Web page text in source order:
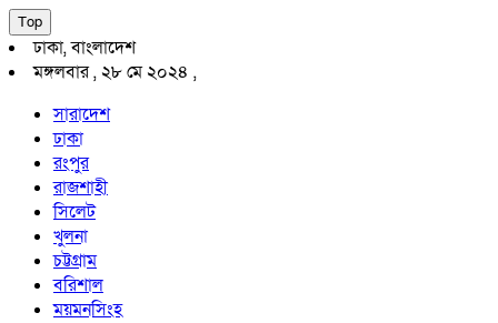
Top
ঢাকা, বাংলাদেশ
মঙ্গলবার , ২৮ মে ২০২৪ ,
সারাদেশ
ঢাকা
রংপুর
রাজশাহী
সিলেট
খুলনা
চট্টগ্রাম
বরিশাল
ময়মনসিংহ